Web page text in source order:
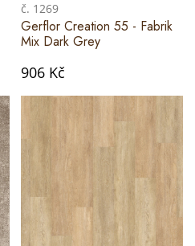
č. 1269
Gerflor Creation 55 - Fabrik
Mix Dark Grey
906 Kč